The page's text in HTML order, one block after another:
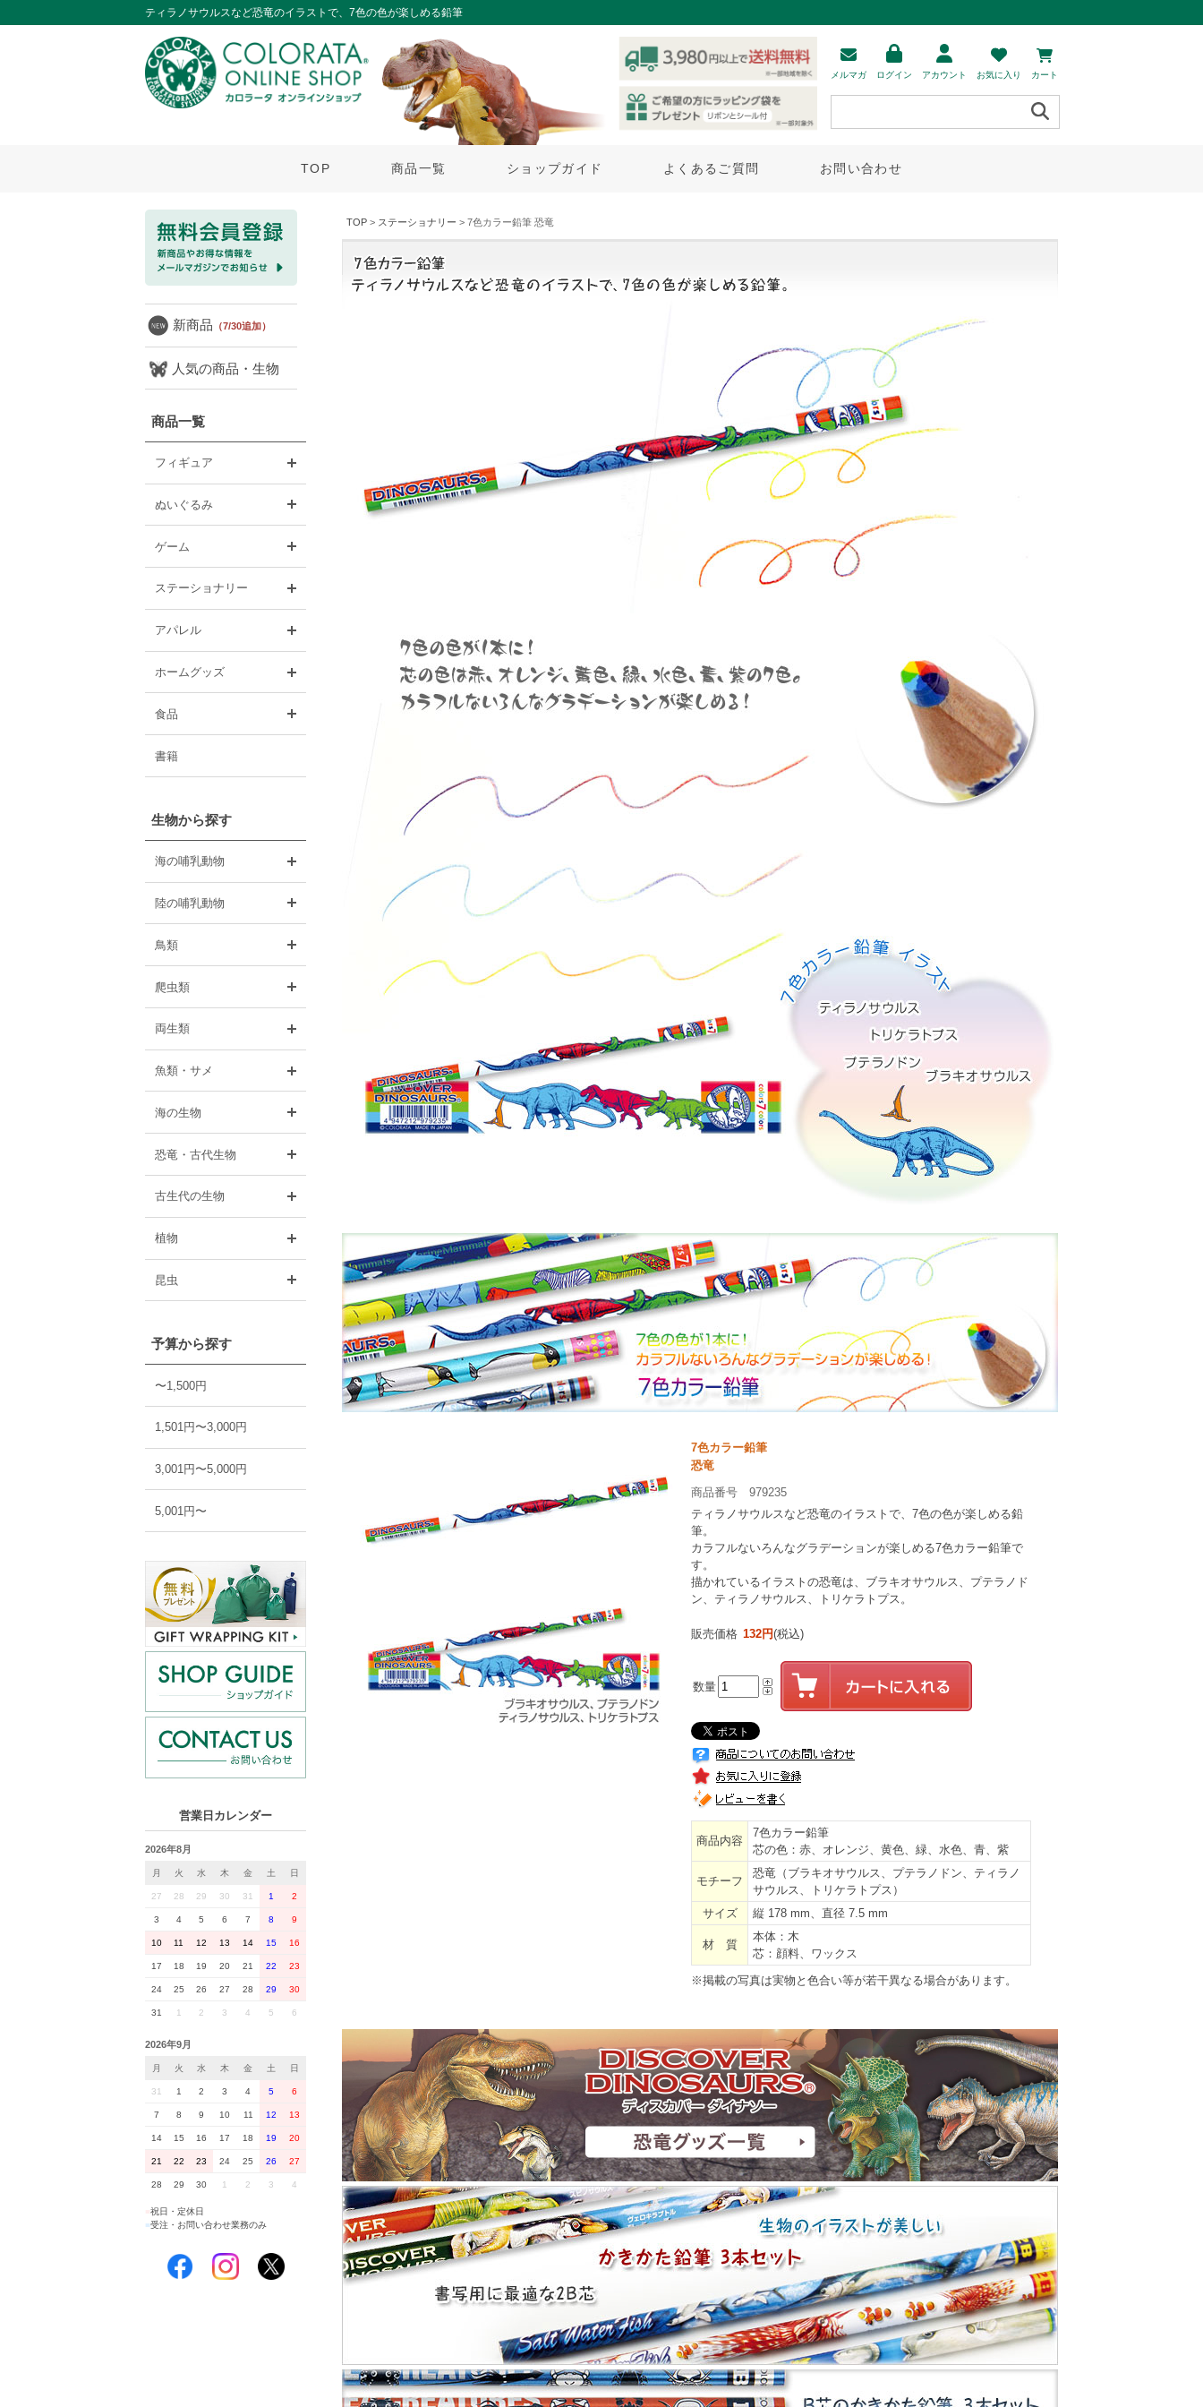
ティラノサウルスなど恐竜のイラストで、7色の色が楽しめる鉛筆
メルマガ ログイン アカウント お気に入り カート
TOP 商品一覧 ショップガイド よくあるご質問 お問い合わせ
新商品 （7/30追加）
人気の商品・生物
商品一覧
フィギュア
ぬいぐるみ
ゲーム
ステーショナリー
アパレル
ホームグッズ
食品
書籍
生物から探す
海の哺乳動物
陸の哺乳動物
鳥類
爬虫類
両生類
魚類・サメ
海の生物
恐竜・古代生物
古生代の生物
植物
昆虫
予算から探す
〜1,500円
1,501円〜3,000円
3,001円〜5,000円
5,001円〜
営業日カレンダー
2026年8月
月 火 水 木 金 土 日
27 28 29 30 31 1 2
3 4 5 6 7 8 9
10 11 12 13 14 15 16
17 18 19 20 21 22 23
24 25 26 27 28 29 30
31 1 2 3 4 5 6
2026年9月
月 火 水 木 金 土 日
31 1 2 3 4 5 6
7 8 9 10 11 12 13
14 15 16 17 18 19 20
21 22 23 24 25 26 27
28 29 30 1 2 3 4
祝日・定休日
■受注・お問い合わせ業務のみ
TOP > ステーショナリー > 7色カラー鉛筆 恐竜
7色カラー鉛筆
恐竜
商品番号 979235
ティラノサウルスなど恐竜のイラストで、7色の色が楽しめる鉛
筆。
カラフルないろんなグラデーションが楽しめる7色カラー鉛筆で
す。
描かれているイラストの恐竜は、ブラキオサウルス、プテラノド
ン、ティラノサウルス、トリケラトプス。
販売価格 132円(税込)
数量
商品内容
7色カラー鉛筆
芯の色：赤、オレンジ、黄色、緑、水色、青、紫
モチーフ
恐竜（ブラキオサウルス、プテラノドン、ティラノ
サウルス、トリケラトプス）
サイズ
縦 178 mm、直径 7.5 mm
材 質
本体：木
芯：顔料、ワックス
※掲載の写真は実物と色合い等が若干異なる場合があります。